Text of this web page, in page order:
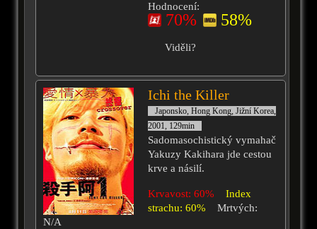
Hodnocení:
70% 58%
Viděli?
Ichi the Killer
Japonsko, Hong Kong, Jižní Korea,
2001, 129min
Sadomasochistický vymahač
Yakuzy Kakihara jde cestou
krve a násilí.
Krvavost: 60%
Index
strachu: 60%
Mrtvých:
N/A